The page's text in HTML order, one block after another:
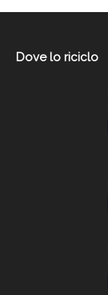
Dove lo riciclo